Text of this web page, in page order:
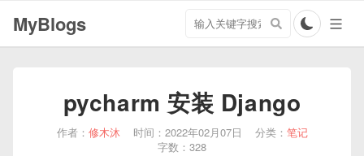
MyBlogs
搜
关
pycharm 安装 Django
作者： 修木沐 时间：2022年02月07日 分类： 笔记
字数：328